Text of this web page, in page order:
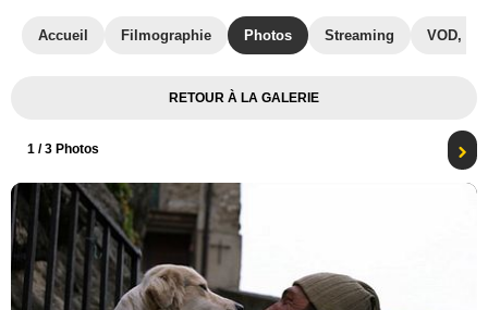
Accueil Filmographie Photos Streaming VOD,
RETOUR À LA GALERIE
1 / 3 Photos